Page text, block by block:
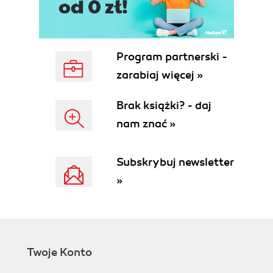
Debug Functions
System Functions
TYPO3-Specific Functions
TYPO3 File References
Language Support
Reference Index
Backend API
TCEforms
Clearing Cache
Frontend API
2. Anatomy of TYPO3 Extension
Program partnerski -
zarabiaj więcej »
Brak książki? - daj
nam znać »
Subskrybuj newsletter
»
Twoje Konto